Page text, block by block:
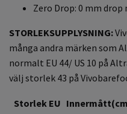
Zero Drop: 0 mm
STORLEKSUPPLYSNING:
många andra märken som
normalt EU 44/ US 10 på
välj storlek 43 på
Storlek EU